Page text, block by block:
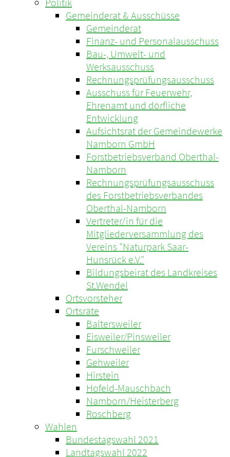
Gemeinderat & Ausschüsse
Gemeinderat
Finanz- und Personalausschuss
Bau-, Umwelt- und
Werksausschuss
Rechnungsprüfungsausschuss
Ausschuss für Feuerwehr,
Ehrenamt und dörfliche
Entwicklung
Aufsichtsrat der Gemeindewerke
Namborn GmbH
Forstbetriebsverband Oberthal-
Namborn
Rechnungsprüfungsausschuss
des Forstbetriebsverbandes
Oberthal-Namborn
Vertreter/in für die
Mitgliederversammlung des
Vereins "Naturpark Saar-
Hunsrück e.V."
Bildungsbeirat des Landkreises
St.Wendel
Ortsvorsteher
Ortsräte
Baltersweiler
Eisweiler/Pinsweiler
Furschweiler
Gehweiler
Hirstein
Hofeld-Mauschbach
Namborn/Heisterberg
Roschberg
Wahlen
Bundestagswahl 2021
Landtagswahl 2022